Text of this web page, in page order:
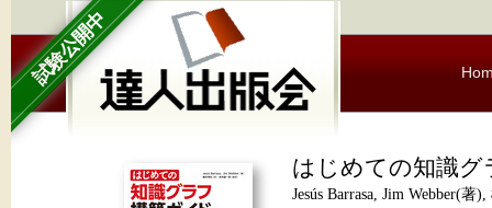
試験公開中
はじめての知識グ
Jesús Barrasa, Jim Webber(